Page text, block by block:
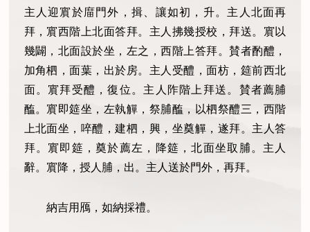
主人迎賔於庿門外，揖、讓如初，升。主人北面再
拜，賔西階上北面答拜。主人拂幾授校，拜送。賔以
幾闢，北面設於坐，左之，西階上答拜。賛者酌醴，
加角柶，面葉，出於房。主人受醴，面枋，筵前西北
面。賔拜受醴，復位。主人阼階上拜送。賛者薦脯
醢。賔即筵坐，左執觶，祭脯醢，以柶祭醴三，西階
上北面坐，啐醴，建柶，興，坐奠觶，遂拜。主人答
拜。賔即筵，奠於薦左，降筵，北面坐取脯。主人
辭。賔降，授人脯，出。主人送於門外，再拜。
納吉用鴈，如納採禮。